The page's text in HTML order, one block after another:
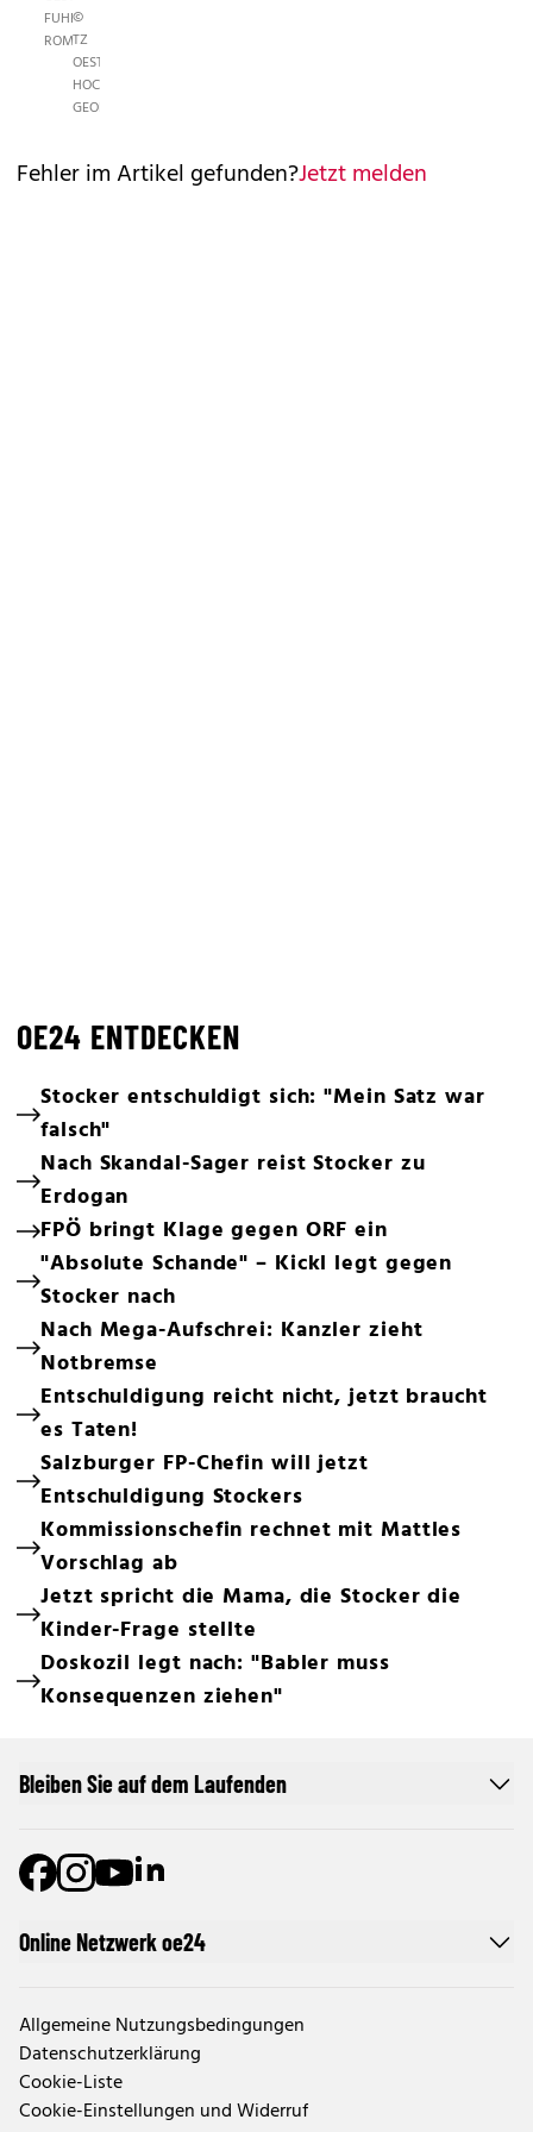
FUHRICH
ROMAN
©
TZ
OESTERREICH
HOCHMUTH
GEORG
Fehler im Artikel gefunden?Jetzt melden
OE24 ENTDECKEN
Stocker entschuldigt sich: "Mein Satz war
falsch"
Nach Skandal-Sager reist Stocker zu
Erdogan
FPÖ bringt Klage gegen ORF ein
"Absolute Schande" – Kickl legt gegen
Stocker nach
Nach Mega-Aufschrei: Kanzler zieht
Notbremse
Entschuldigung reicht nicht, jetzt braucht
es Taten!
Salzburger FP-Chefin will jetzt
Entschuldigung Stockers
Kommissionschefin rechnet mit Mattles
Vorschlag ab
Jetzt spricht die Mama, die Stocker die
Kinder-Frage stellte
Doskozil legt nach: "Babler muss
Konsequenzen ziehen"
Online Netzwerk oe24
Allgemeine Nutzungsbedingungen
Datenschutzerklärung
Cookie-Liste
Cookie-Einstellungen und Widerruf
Bleiben Sie auf dem Laufenden